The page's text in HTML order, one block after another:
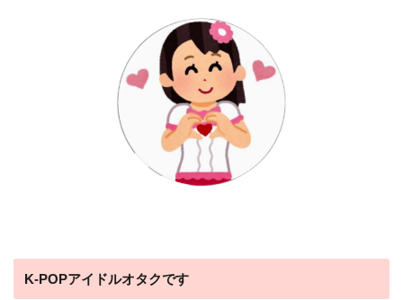
K-POPアイドルオタクです